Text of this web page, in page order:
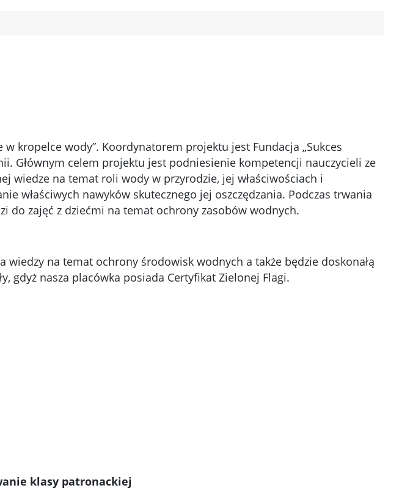
kropelce wody”. Koordynatorem projektu jest Fundacja „Sukces
Głównym celem projektu jest podniesienie kompetencji nauczycieli ze
wiedze na temat roli wody w przyrodzie, jej właściwościach i
właściwych nawyków skutecznego jej oszczędzania. Podczas trwania
do zajęć z dziećmi na temat ochrony zasobów wodnych.
na temat ochrony środowisk wodnych a także będzie doskonałą
gdyż nasza placówka posiada Certyfikat Zielonej Flagi.
klasy patronackiej